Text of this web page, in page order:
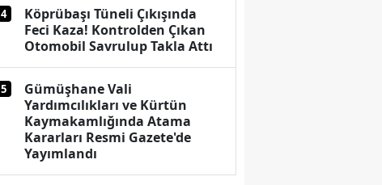
4
Köprübaşı Tüneli Çıkışında
Feci Kaza! Kontrolden Çıkan
Otomobil Savrulup Takla Attı
5
Gümüşhane Vali
Yardımcılıkları ve Kürtün
Kaymakamlığında Atama
Kararları Resmi Gazete'de
Yayımlandı